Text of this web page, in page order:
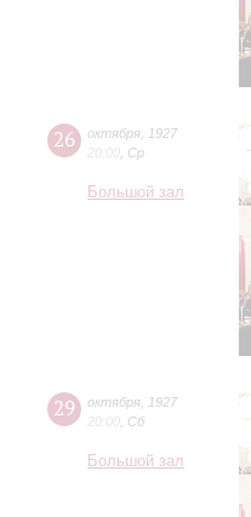
26 октября
1927
20:00 Ср
Большой зал
29 октября
1927
20:00 Сб
Большой зал